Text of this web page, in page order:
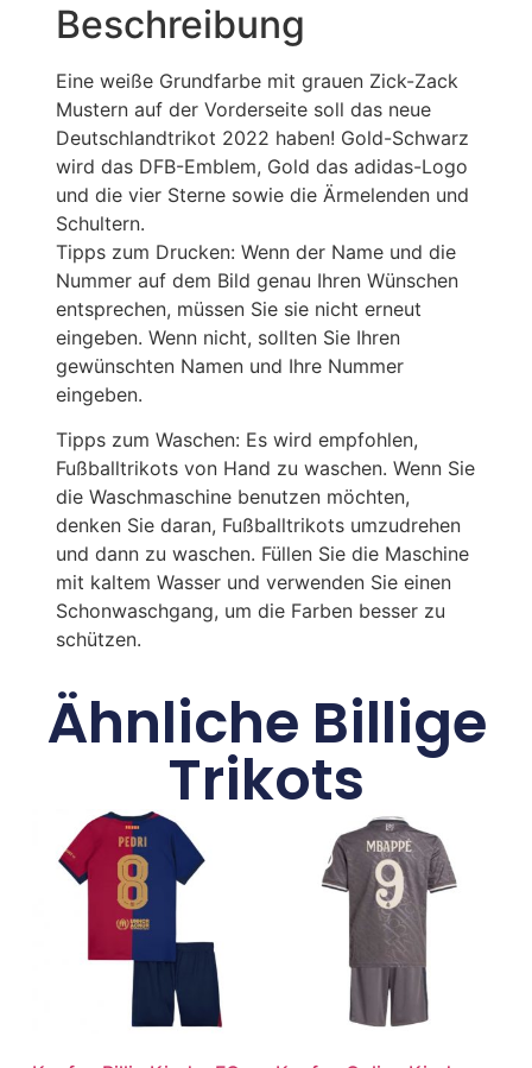
Beschreibung
Eine weiße Grundfarbe mit grauen Zick-Zack
Mustern auf der Vorderseite soll das neue
Deutschlandtrikot 2022 haben! Gold-Schwarz
wird das DFB-Emblem, Gold das adidas-Logo
und die vier Sterne sowie die Ärmelenden und
Schultern.
Tipps zum Drucken: Wenn der Name und die
Nummer auf dem Bild genau Ihren Wünschen
entsprechen, müssen Sie sie nicht erneut
eingeben. Wenn nicht, sollten Sie Ihren
gewünschten Namen und Ihre Nummer
eingeben.
Tipps zum Waschen: Es wird empfohlen,
Fußballtrikots von Hand zu waschen. Wenn Sie
die Waschmaschine benutzen möchten,
denken Sie daran, Fußballtrikots umzudrehen
und dann zu waschen. Füllen Sie die Maschine
mit kaltem Wasser und verwenden Sie einen
Schonwaschgang, um die Farben besser zu
schützen.
Ähnliche Billige
Trikots